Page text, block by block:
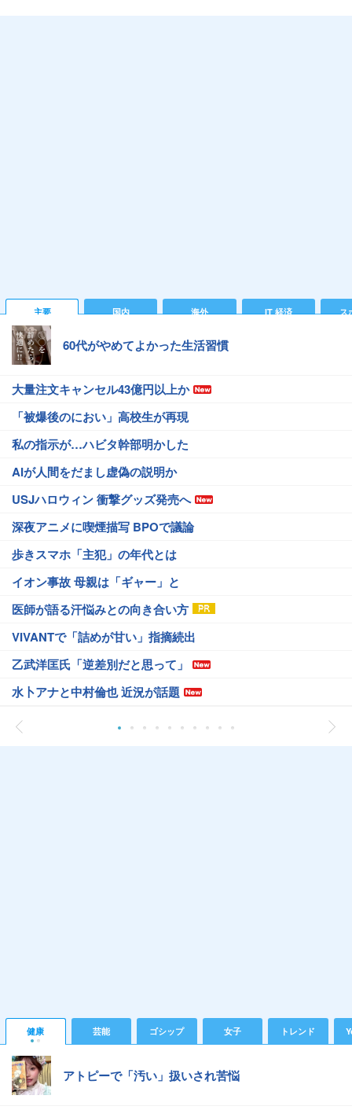
主要 国内 海外 IT 経済 ス
60代がやめてよかった生活習慣
大量注文キャンセル43億円以上か
「被爆後のにおい」高校生が再現
私の指示が…ハビタ幹部明かした
AIが人間をだまし虚偽の説明か
USJハロウィン 衝撃グッズ発売へ
深夜アニメに喫煙描写 BPOで議論
歩きスマホ「主犯」の年代とは
イオン事故 母親は「ギャー」と
医師が語る汗悩みとの向き合い方
VIVANTで「詰めが甘い」指摘続出
乙武洋匡氏「逆差別だと思って」
水卜アナと中村倫也 近況が話題
健康 芸能 ゴシップ 女子 トレンド
アトピーで「汚い」扱いされ苦悩